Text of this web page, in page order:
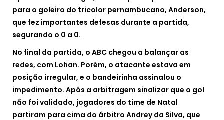
para o goleiro do tricolor pernambucano, Anderson,
que fez importantes defesas durante a partida,
segurando o 0 a 0.
No final da partida, o ABC chegou a balançar as
redes, com Lohan. Porém, o atacante estava em
posição irregular, e o bandeirinha assinalou o
impedimento. Após a arbitragem sinalizar que o gol
não foi validado, jogadores do time de Natal
partiram para cima do árbitro Andrey da Silva, que